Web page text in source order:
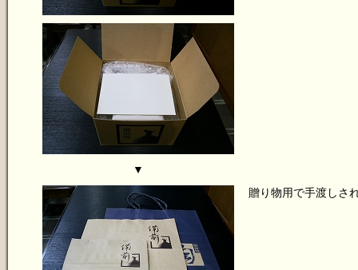
▼
贈り物用で手渡しさ